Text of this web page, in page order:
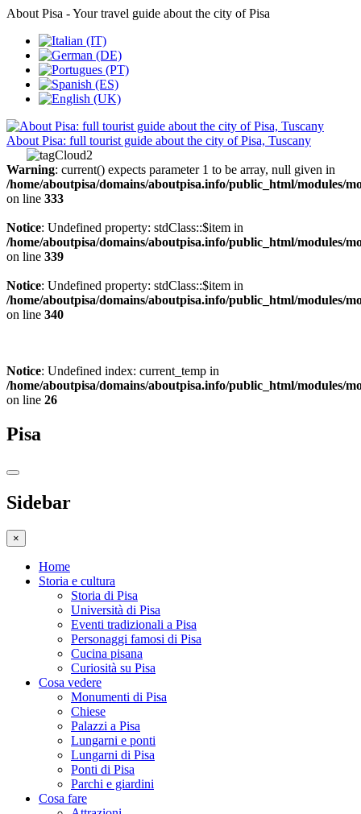
About Pisa - Your travel guide about the city of Pisa
About Pisa: full tourist guide about the city of Pisa, Tuscany
Warning: current() expects parameter 1 to be array, null given in
/home/aboutpisa/domains/aboutpisa.info/public_html/modules/
on line 333
Notice: Undefined property: stdClass::$item in
/home/aboutpisa/domains/aboutpisa.info/public_html/modules/
on line 339
Notice: Undefined property: stdClass::$item in
/home/aboutpisa/domains/aboutpisa.info/public_html/modules/
on line 340
Notice: Undefined index: current_temp in
/home/aboutpisa/domains/aboutpisa.info/public_html/modules/
on line 26
Pisa
Sidebar
×
Home
Storia e cultura
Storia di Pisa
Università di Pisa
Eventi tradizionali a Pisa
Personaggi famosi di Pisa
Cucina pisana
Curiosità su Pisa
Cosa vedere
Monumenti di Pisa
Chiese
Palazzi a Pisa
Lungarni e ponti
Lungarni di Pisa
Ponti di Pisa
Parchi e giardini
Cosa fare